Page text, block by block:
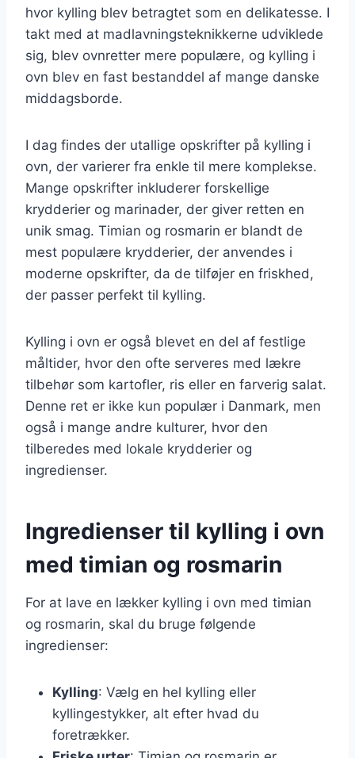
hvor kylling blev betragtet som en delikatesse. I
takt med at madlavningsteknikkerne udviklede
sig, blev ovnretter mere populære, og kylling i
ovn blev en fast bestanddel af mange danske
middagsborde.
I dag findes der utallige opskrifter på kylling i
ovn, der varierer fra enkle til mere komplekse.
Mange opskrifter inkluderer forskellige
krydderier og marinader, der giver retten en
unik smag. Timian og rosmarin er blandt de
mest populære krydderier, der anvendes i
moderne opskrifter, da de tilføjer en friskhed,
der passer perfekt til kylling.
Kylling i ovn er også blevet en del af festlige
måltider, hvor den ofte serveres med lækre
tilbehør som kartofler, ris eller en farverig salat.
Denne ret er ikke kun populær i Danmark, men
også i mange andre kulturer, hvor den
tilberedes med lokale krydderier og
ingredienser.
Ingredienser til kylling i ovn
med timian og rosmarin
For at lave en lækker kylling i ovn med timian
og rosmarin, skal du bruge følgende
ingredienser:
Kylling: Vælg en hel kylling eller
kyllingestykker, alt efter hvad du
foretrækker.